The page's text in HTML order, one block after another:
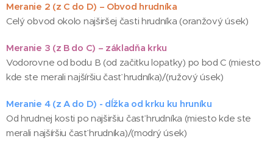
Meranie 2 (z C do D) – Obvod hrudníka
Celý obvod okolo najširšej časti hrudníka (oranžový úsek)
Meranie 3 (z B do C) – základňa krku
Vodorovne od bodu B (od začitku lopatky) po bod C (miesto
kde ste merali najšíršiu časť hrudníka)/(ružový úsek)
Meranie 4 (z A do D) - dĺžka od krku ku hruníku
Od hrudnej kosti po najširšiu časť hrudníka (miesto kde ste
merali najšíršiu časť hrudníka)/(modrý úsek)